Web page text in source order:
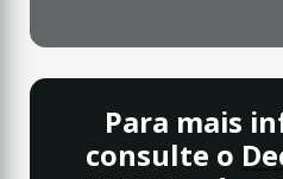
Para mais
consulte o